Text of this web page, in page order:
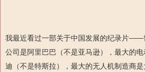
我最近看过一部关于中国发展的纪录片——
公司是阿里巴巴（不是亚马逊），最大的
迪（不是特斯拉），最大的无人机制造商是